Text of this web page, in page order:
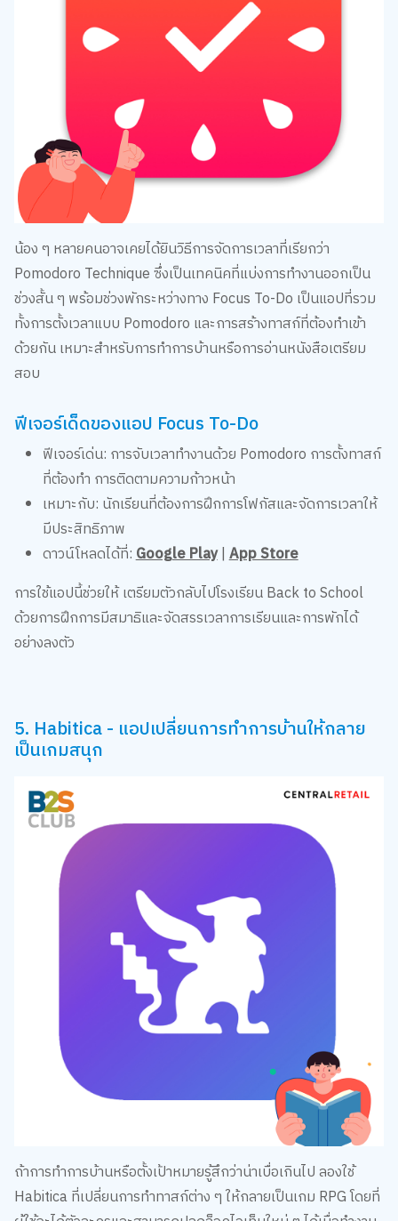
น้อง ๆ หลายคนอาจเคยได้ยินวิธีการจัดการเวลาที่เรียกว่า
Pomodoro Technique ซึ่งเป็นเทคนิคที่แบ่งการทำงานออกเป็น
ช่วงสั้น ๆ พร้อมช่วงพักระหว่างทาง Focus To-Do เป็นแอปที่รวม
ทั้งการตั้งเวลาแบบ Pomodoro และการสร้างทาสก์ที่ต้องทำเข้า
ด้วยกัน เหมาะสำหรับการทำการบ้านหรือการอ่านหนังสือเตรียม
สอบ
ฟีเจอร์เด็ดของแอป Focus To-Do
ฟีเจอร์เด่น: การจับเวลาทำงานด้วย Pomodoro การตั้งทาสก์
ที่ต้องทำ การติดตามความก้าวหน้า
เหมาะกับ: นักเรียนที่ต้องการฝึกการโฟกัสและจัดการเวลาให้
มีประสิทธิภาพ
ดาวน์โหลดได้ที่:
การใช้แอปนี้ช่วยให้ เตรียมตัวกลับไปโรงเรียน Back to School
ด้วยการฝึกการมีสมาธิและจัดสรรเวลาการเรียนและการพักได้
อย่างลงตัว
5. Habitica - แอปเปลี่ยนการทำการบ้านให้กลาย
เป็นเกมสนุก
ถ้าการทำการบ้านหรือตั้งเป้าหมายรู้สึกว่าน่าเบื่อเกินไป ลองใช้
Habitica ที่เปลี่ยนการทำทาสก์ต่าง ๆ ให้กลายเป็นเกม RPG โดยที่
ผู้ใช้จะได้ตัวละครและสามารถปลดล็อคไอเท็มใหม่ ๆ ได้เมื่อทำงาน